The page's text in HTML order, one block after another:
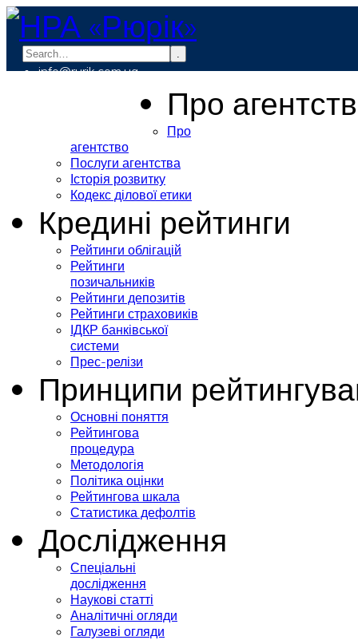
.
info@rurik.com.ua
Про
Про
агентство
Послуги агентства
Історія розвитку
Кодекс ділової етики
Кредині рейтинги
Рейтинги облігацій
Рейтинги
позичальників
Рейтинги депозитів
Рейтинги страховиків
ІДКР банківської
системи
Прес-релізи
Принципи
Основні поняття
Рейтингова
процедура
Методологія
Політика оцінки
Рейтингова шкала
Статистика дефолтів
Дослідження
Спеціальні
дослідження
Наукові статті
Аналітичні огляди
Галузеві огляди